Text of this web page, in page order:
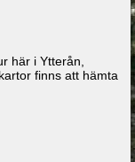
här i Ytterån,
finns att hämta